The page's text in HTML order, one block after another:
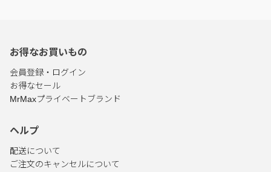
お得なお買いもの
会員登録・ログイン
お得なセール
MrMaxプライベートブランド
ヘルプ
配送について
ご注文のキャンセルについて